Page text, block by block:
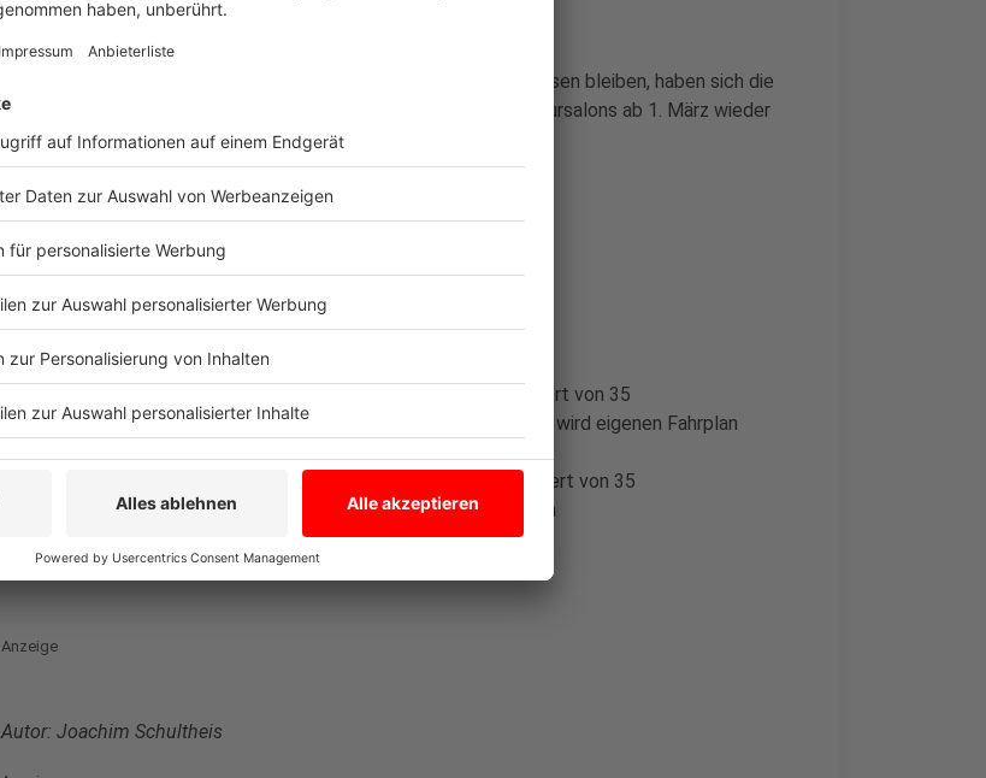
Während der Einzelhandel oder die Gastronomie vorerst geschlossen bleiben, haben sich die
Beteiligten der MPK am Mittwoch darauf verständigt, dass Friseursalons ab 1. März wieder
öffnen dürfen.
Anzeige
Die Beschlüsse im Überblick
Anzeige
Lockdown verlängert bis 7. März - Lockerung ab Inzidenz-Wert von 35
Öffnung bei Schulen und Kitas ab sofort Ländersache - NRW wird eigenen Fahrplan
Friseure dürfen am 1. März öffnen, Geschäfte ab Inzidenz-Wert von 35
Vorziehen von Erziehern und Grundschullehrern bei Impfungen
Anzeige
Anzeige
Autor: Joachim Schultheis